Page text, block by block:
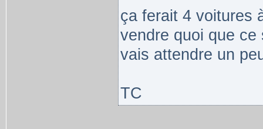
ça ferait 4 voitures
vendre quoi que
vais attendre un
TC